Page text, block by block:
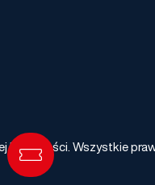
Mobilności. Wszystkie